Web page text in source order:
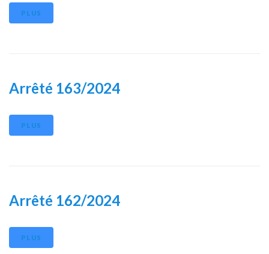
PLUS
Arrêté 163/2024
PLUS
Arrêté 162/2024
PLUS